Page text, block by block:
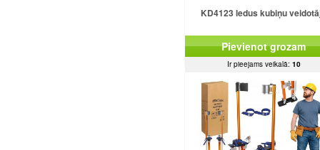
KD4123 ledus kubiņu
Pievienot grozam
Ir pieejams veikalā: 10